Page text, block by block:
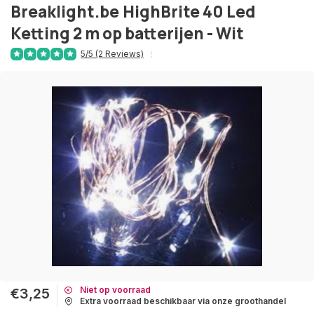
Breaklight.be HighBrite 40 Led
Ketting 2 m op batterijen - Wit
5/5 (2 Reviews)
€3,25
Niet op voorraad
Extra voorraad beschikbaar via onze groothandel